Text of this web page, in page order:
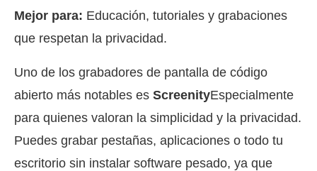
Mejor para: Educación, tutoriales y grabaciones
que respetan la privacidad.
Uno de los grabadores de pantalla de código
abierto más notables es ScreenityEspecialmente
para quienes valoran la simplicidad y la privacidad.
Puedes grabar pestañas, aplicaciones o todo tu
escritorio sin instalar software pesado, ya que